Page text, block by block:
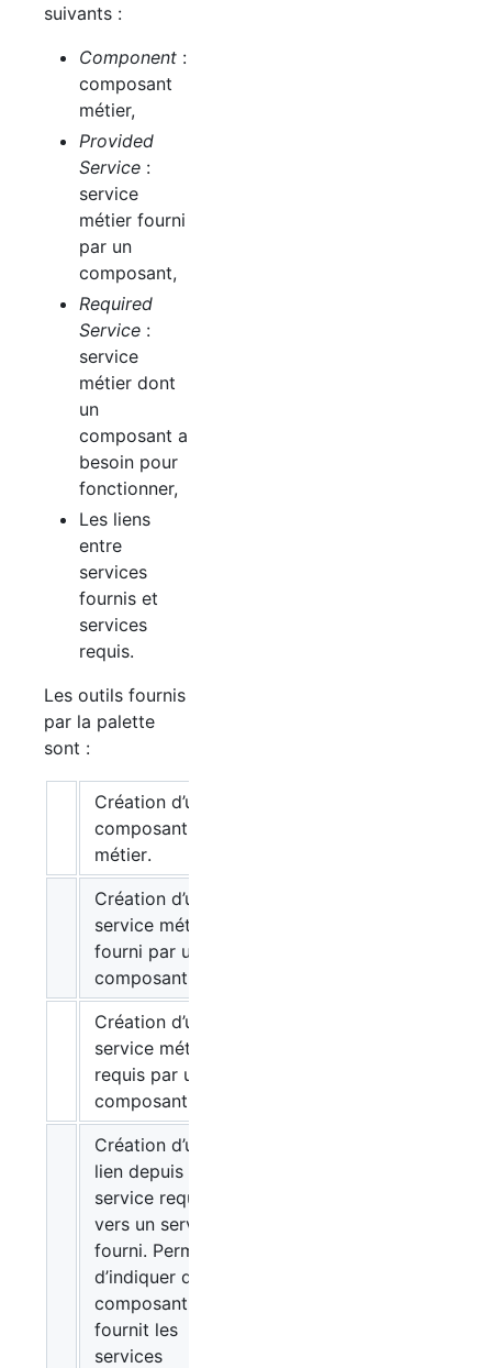
suivants :
Component :
composant
métier,
Provided
Service :
service
métier fourni
par un
composant,
Required
Service :
service
métier dont
un
composant a
besoin pour
fonctionner,
Les liens
entre
services
fournis et
services
requis.
Les outils fournis
par la palette
sont :
Création d’un
composant
métier.
Création d’un
service métier
fourni par un
composant.
Création d’un
service métier
requis par un
composant.
Création d’un
lien depuis un
service requis
vers un service
fourni. Permet
d’indiquer quel
composant
fournit les
services